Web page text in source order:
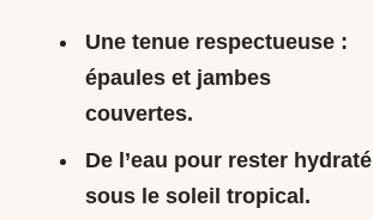
Une tenue respectueuse :
épaules et jambes
couvertes.
De l’eau pour rester hydraté
sous le soleil tropical.